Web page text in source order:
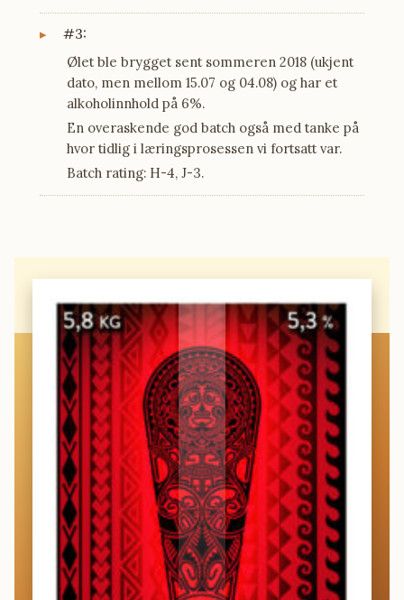
#3:
Ølet ble brygget sent sommeren 2018 (ukjent
dato, men mellom 15.07 og 04.08) og har et
alkoholinnhold på 6%.
En overaskende god batch også med tanke på
hvor tidlig i læringsprosessen vi fortsatt var.
Batch rating: H-4, J-3.